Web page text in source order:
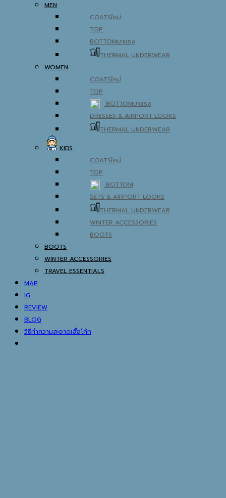
MEN
COATS
TOP
BOTTOM
THERMAL UNDERWEAR
WOMEN
COATS
TOP
BOTTOM
DRESSES & AIRPORT LOOKS
THERMAL UNDERWEAR
KIDS
COATS
TOP
BOTTOM
SETS & AIRPORT LOOKS
THERMAL UNDERWEAR
WINTER ACCESSORIES
BOOTS
BOOTS
WINTER ACCESSORIES
TRAVEL ESSENTIALS
MAP
IG
REVIEW
BLOG
วิธีทำความสะอาดเสื้อโค้ท